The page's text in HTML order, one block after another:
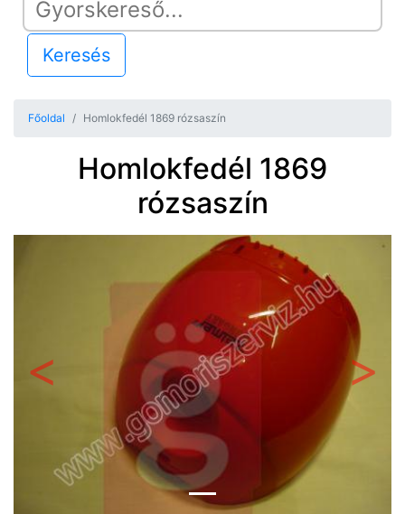
Keresés
Főoldal Homlokfedél 1869 rózsaszín
Homlokfedél 1869
rózsaszín
Előző